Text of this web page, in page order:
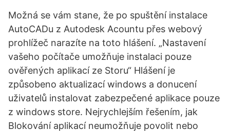
Možná se vám stane, že po spuštění instalace
AutoCADu z Autodesk Acountu přes webový
prohlížeč narazíte na toto hlášení. „Nastavení
vašeho počítače umožňuje instalaci pouze
ověřených aplikací ze Storu“ Hlášení je
způsobeno aktualizací windows a donucení
uživatelů instalovat zabezpečené aplikace pouze
z windows store. Nejrychlejším řešením, jak
Blokování aplikací neumožňuje povolit nebo